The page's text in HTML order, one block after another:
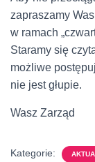
zapraszamy
w ramach
Staramy się
możliwe
nie jest głupie.
Wasz Zarząd
Kategorie: